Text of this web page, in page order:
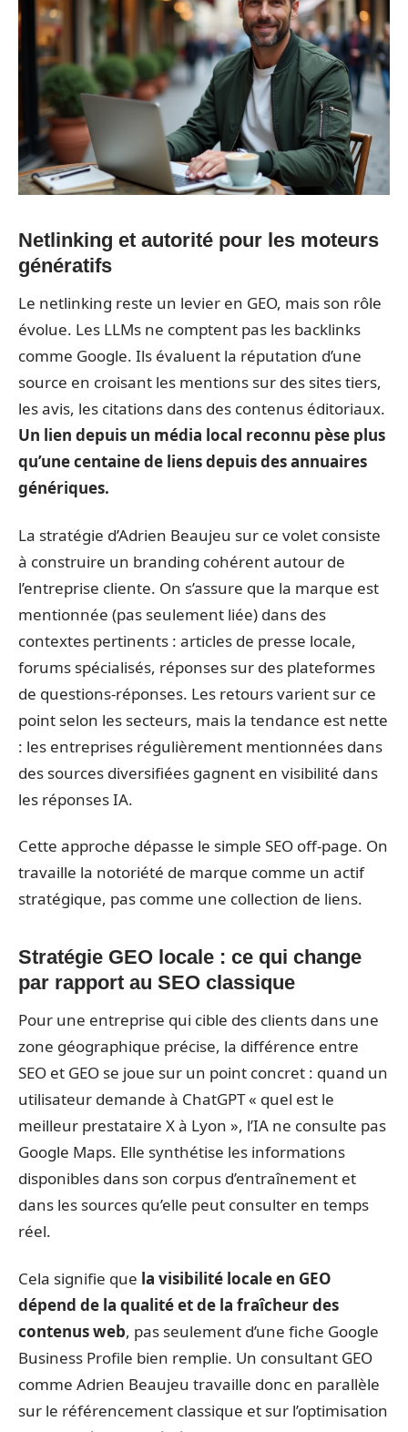
Netlinking et autorité pour les moteurs
génératifs
Le netlinking reste un levier en GEO, mais son rôle
évolue. Les LLMs ne comptent pas les backlinks
comme Google. Ils évaluent la réputation d’une
source en croisant les mentions sur des sites tiers,
les avis, les citations dans des contenus éditoriaux.
Un lien depuis un média local reconnu pèse plus
qu’une centaine de liens depuis des annuaires
génériques.
La stratégie d’Adrien Beaujeu sur ce volet consiste
à construire un branding cohérent autour de
l’entreprise cliente. On s’assure que la marque est
mentionnée (pas seulement liée) dans des
contextes pertinents : articles de presse locale,
forums spécialisés, réponses sur des plateformes
de questions-réponses. Les retours varient sur ce
point selon les secteurs, mais la tendance est nette
: les entreprises régulièrement mentionnées dans
des sources diversifiées gagnent en visibilité dans
les réponses IA.
Cette approche dépasse le simple SEO off-page. On
travaille la notoriété de marque comme un actif
stratégique, pas comme une collection de liens.
Stratégie GEO locale : ce qui change
par rapport au SEO classique
Pour une entreprise qui cible des clients dans une
zone géographique précise, la différence entre
SEO et GEO se joue sur un point concret : quand un
utilisateur demande à ChatGPT « quel est le
meilleur prestataire X à Lyon », l’IA ne consulte pas
Google Maps. Elle synthétise les informations
disponibles dans son corpus d’entraînement et
dans les sources qu’elle peut consulter en temps
réel.
Cela signifie que la visibilité locale en GEO
dépend de la qualité et de la fraîcheur des
contenus web, pas seulement d’une fiche Google
Business Profile bien remplie. Un consultant GEO
comme Adrien Beaujeu travaille donc en parallèle
sur le référencement classique et sur l’optimisation